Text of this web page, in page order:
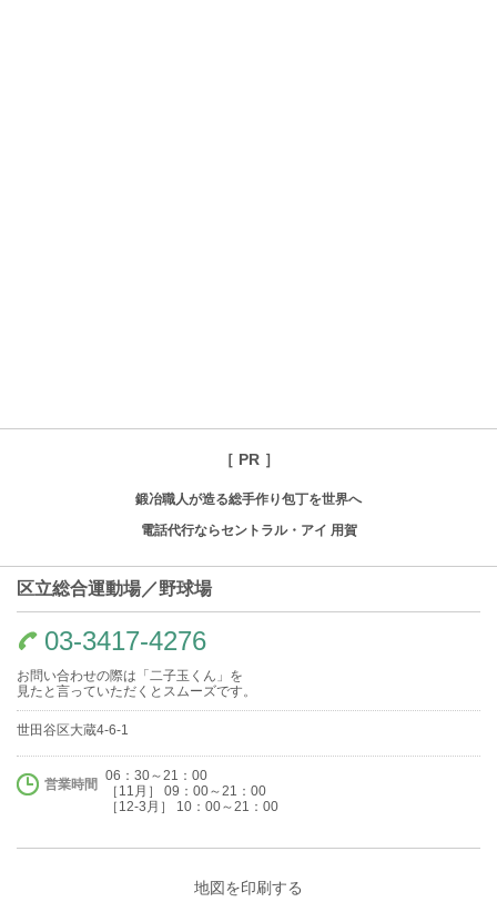
［ PR ］
鍛冶職人が造る総手作り包丁を世界へ
電話代行ならセントラル・アイ 用賀
区立総合運動場／野球場
03-3417-4276
お問い合わせの際は「二子玉くん」を
見たと言っていただくとスムーズです。
世田谷区大蔵4-6-1
営業時間
06：30～21：00
［11月］ 09：00～21：00
［12-3月］ 10：00～21：00
地図を印刷する